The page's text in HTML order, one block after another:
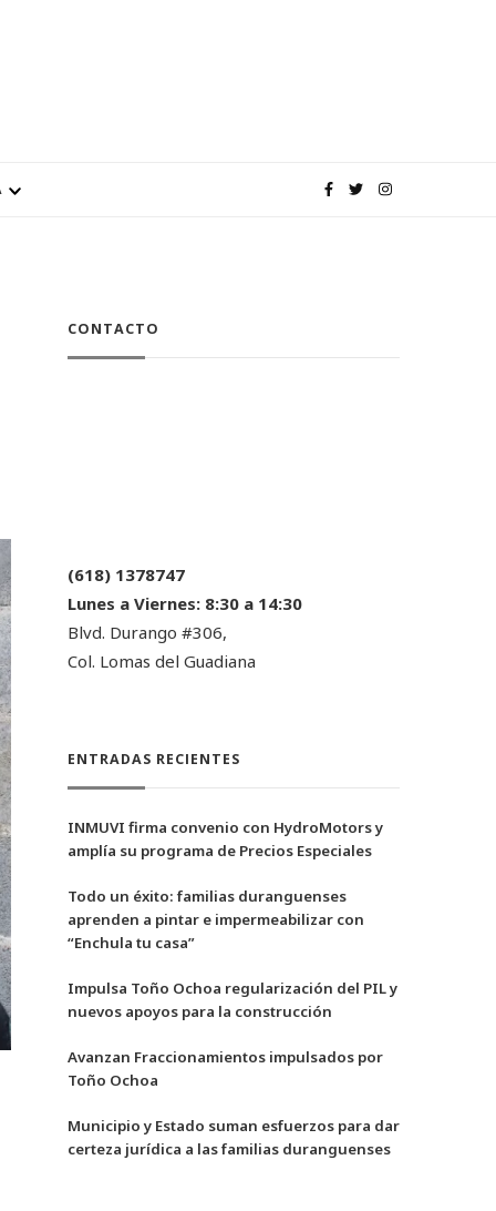
CONTACTO
(618) 1378747
Lunes a Viernes: 8:30 a 14:30
Blvd. Durango #306,
Col. Lomas del Guadiana
ENTRADAS RECIENTES
INMUVI firma convenio con HydroMotors y
amplía su programa de Precios Especiales
Todo un éxito: familias duranguenses
aprenden a pintar e impermeabilizar con
“Enchula tu casa”
Impulsa Toño Ochoa regularización del PIL y
nuevos apoyos para la construcción
Avanzan Fraccionamientos impulsados por
Toño Ochoa
Municipio y Estado suman esfuerzos para dar
certeza jurídica a las familias duranguenses